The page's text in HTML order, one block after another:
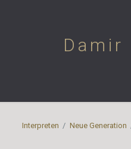
Damir
Interpreten Neue Generation